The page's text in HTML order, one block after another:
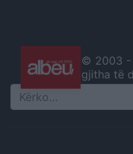
© 2003 -
gjitha të
Search